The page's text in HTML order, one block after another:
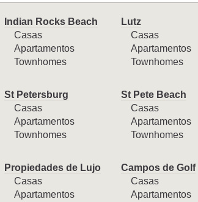
Indian Rocks Beach
Casas
Apartamentos
Townhomes
Lutz
Casas
Apartamentos
Townhomes
St Petersburg
Casas
Apartamentos
Townhomes
St Pete Beach
Casas
Apartamentos
Townhomes
Propiedades de Lujo
Casas
Apartamentos
Campos de Golf
Casas
Apartamentos